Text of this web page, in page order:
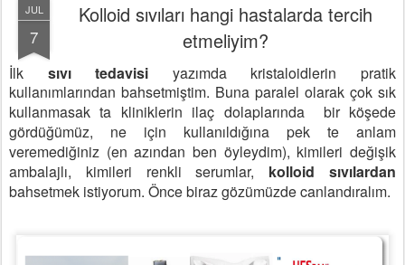
JUL
7
Kolloid sıvıları hangi hastalarda tercih
etmeliyim?
İlk sıvı tedavisi yazımda kristaloidlerin pratik
kullanımlarından bahsetmiştim. Buna paralel olarak çok sık
kullanmasak ta kliniklerin ilaç dolaplarında bir köşede
gördüğümüz, ne için kullanıldığına pek te anlam
veremediğiniz (en azından ben öyleydim), kimileri değişik
ambalajlı, kimileri renkli serumlar, kolloid sıvılardan
bahsetmek istiyorum. Önce biraz gözümüzde canlandıralım.